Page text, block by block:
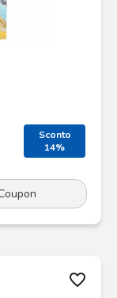
Sconto
14%
favorite_border